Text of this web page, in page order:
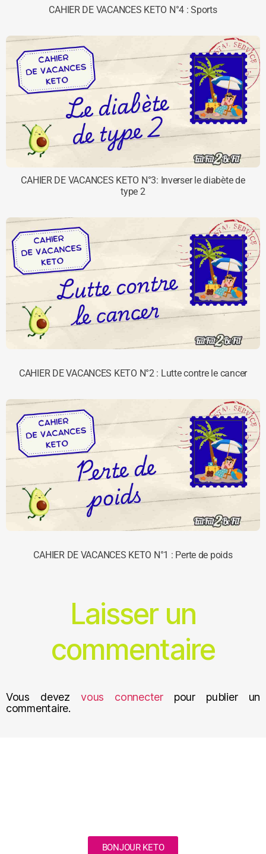
CAHIER DE VACANCES KETO N°4 : Sports
CAHIER DE VACANCES KETO N°3: Inverser le diabète de
type 2
CAHIER DE VACANCES KETO N°2 : Lutte contre le cancer
CAHIER DE VACANCES KETO N°1 : Perte de poids
Laisser un
commentaire
Vous devezvous connecterpour publier un
commentaire.
BONJOUR KETO